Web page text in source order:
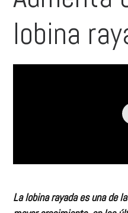
lobina
La lobina rayada es una de